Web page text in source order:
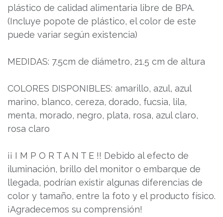
plástico de calidad alimentaria libre de BPA.
(Incluye popote de plástico, el color de este
puede variar según existencia)
MEDIDAS: 7.5cm de diámetro, 21.5 cm de altura
COLORES DISPONIBLES: amarillo, azul, azul
marino, blanco, cereza, dorado, fucsia, lila,
menta, morado, negro, plata, rosa, azul claro,
rosa claro
¡¡ I M P O R T A N T E !! Debido al efecto de
iluminación, brillo del monitor o embarque de
llegada, podrían existir algunas diferencias de
color y tamaño, entre la foto y el producto físico.
¡Agradecemos su comprensión!